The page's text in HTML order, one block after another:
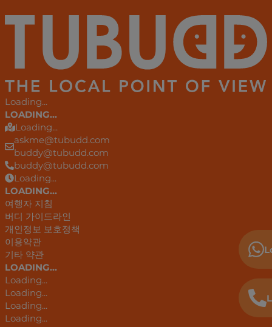
Loading...
LOADING...
Loading...
askme@tubudd.com
buddy@tubudd.com
buddy@tubudd.com
Loading...
LOADING...
여행자 지침
버디 가이드라인
개인정보 보호정책
이용약관
기타 약관
LOADING...
Loading...
Loading...
Loading...
Loading...